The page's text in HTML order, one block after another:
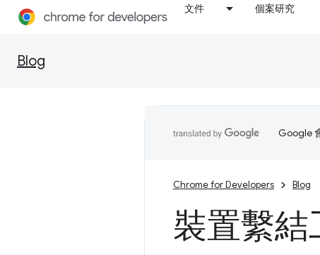
文件 個案研究
Blog
Google
Chrome for Developers Blog
裝置繫